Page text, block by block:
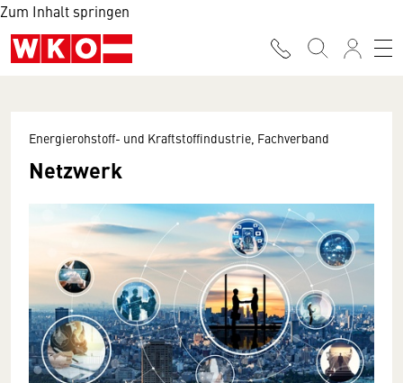
Zum Inhalt springen
Energierohstoff- und Kraftstoffindustrie, Fachverband
Netzwerk